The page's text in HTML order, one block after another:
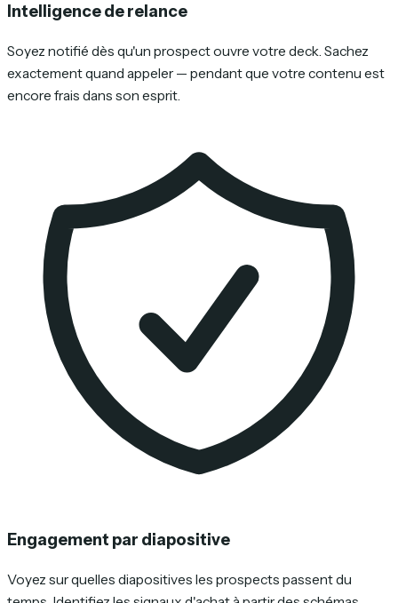
Intelligence de relance
Soyez notifié dès qu'un prospect ouvre votre deck. Sachez
exactement quand appeler — pendant que votre contenu est
encore frais dans son esprit.
Engagement par diapositive
Voyez sur quelles diapositives les prospects passent du